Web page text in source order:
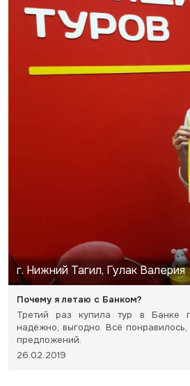
г. Нижний Тагил, Гулак Валерия
Почему я летаю с Банком?
Третий раз купила тур в Банке
надёжно, выгодно. Всё
предложений.
26.02.2019